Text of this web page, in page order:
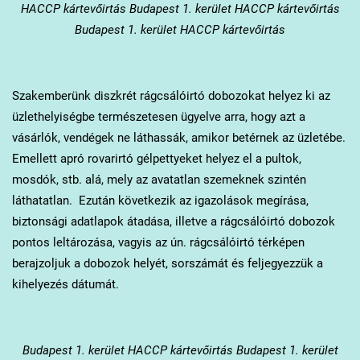
HACCP kártevőirtás Budapest 1. kerület HACCP kártevőirtás
Budapest 1. kerület HACCP kártevőirtás
Szakemberünk diszkrét rágcsálóirtó dobozokat helyez ki az
üzlethelyiségbe természetesen ügyelve arra, hogy azt a
vásárlók, vendégek ne láthassák, amikor betérnek az üzletébe.
Emellett apró rovarirtó gélpettyeket helyez el a pultok,
mosdók, stb. alá, mely az avatatlan szemeknek szintén
láthatatlan. Ezután következik az igazolások megírása,
biztonsági adatlapok átadása, illetve a rágcsálóirtó dobozok
pontos leltározása, vagyis az ún. rágcsálóirtó térképen
berajzoljuk a dobozok helyét, sorszámát és feljegyezzük a
kihelyezés dátumát.
Budapest 1. kerületHACCP kártevőirtás Budapest 1. kerület